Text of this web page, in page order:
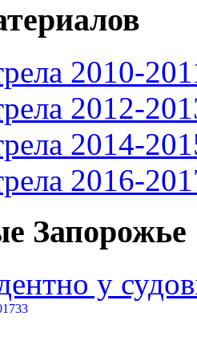
2010-
2012-
2014-
2016-
Запорожье
у